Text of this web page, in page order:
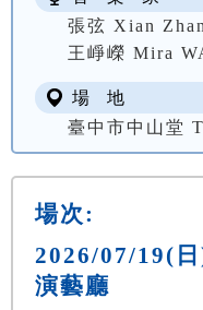
張弦 Xian
王崢嶸 Mira
場 地
臺中市中山堂
場次:
2026/07/19(
演藝廳